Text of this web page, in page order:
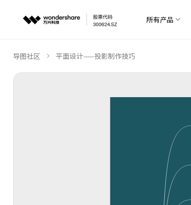
所有产品
导图社区 平面设计——投影制作技巧